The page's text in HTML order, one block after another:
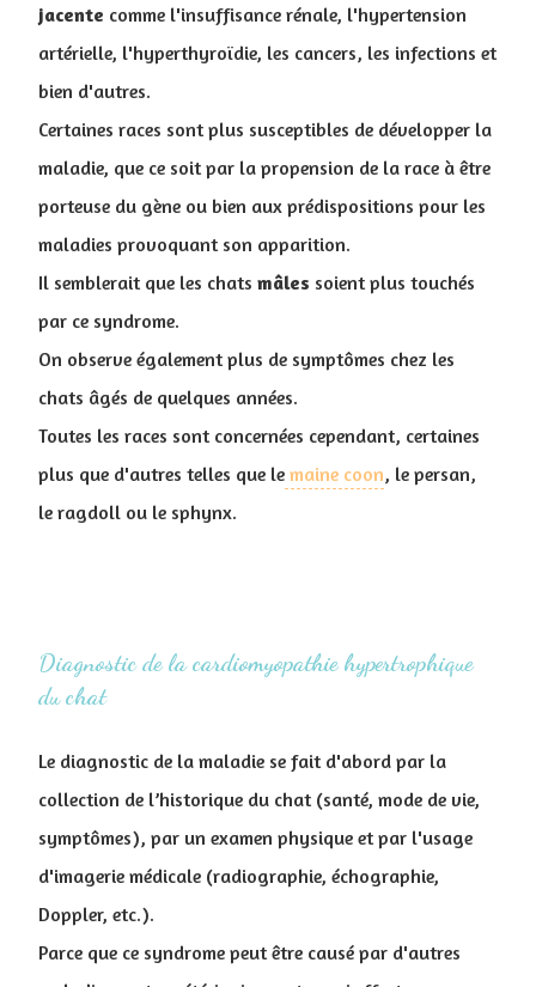
jacente comme l'insuffisance rénale, l'hypertension
artérielle, l'hyperthyroïdie, les cancers, les infections et
bien d'autres.
Certaines races sont plus susceptibles de développer la
maladie, que ce soit par la propension de la race à être
porteuse du gène ou bien aux prédispositions pour les
maladies provoquant son apparition.
Il semblerait que les chats mâles soient plus touchés
par ce syndrome.
On observe également plus de symptômes chez les
chats âgés de quelques années.
Toutes les races sont concernées cependant, certaines
plus que d'autres telles que le maine coon, le persan,
le ragdoll ou le sphynx.
Diagnostic de la cardiomyopathie hypertrophique
du chat
Le diagnostic de la maladie se fait d'abord par la
collection de l’historique du chat (santé, mode de vie,
symptômes), par un examen physique et par l'usage
d'imagerie médicale (radiographie, échographie,
Doppler, etc.).
Parce que ce syndrome peut être causé par d'autres